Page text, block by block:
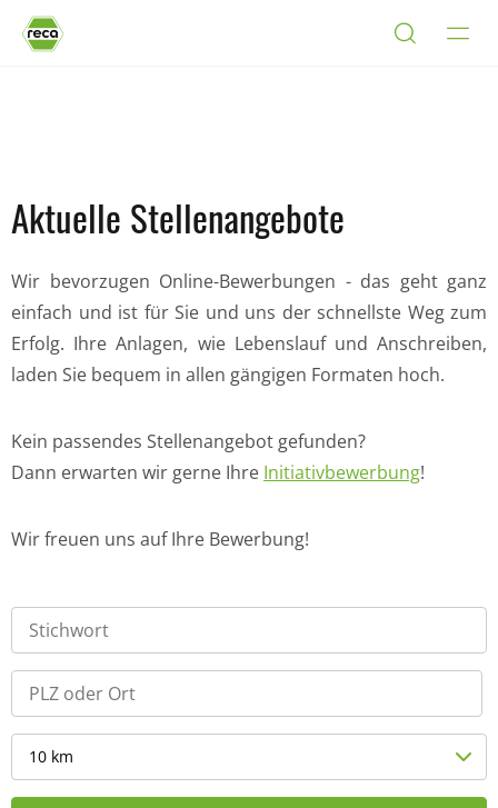
Aktuelle Stellenangebote
Wir bevorzugen Online-Bewerbungen - das geht ganz
einfach und ist für Sie und uns der schnellste Weg zum
Erfolg. Ihre Anlagen, wie Lebenslauf und Anschreiben,
laden Sie bequem in allen gängigen Formaten hoch.
Kein passendes Stellenangebot gefunden?
Dann erwarten wir gerne Ihre Initiativbewerbung!
Wir freuen uns auf Ihre Bewerbung!
10 km